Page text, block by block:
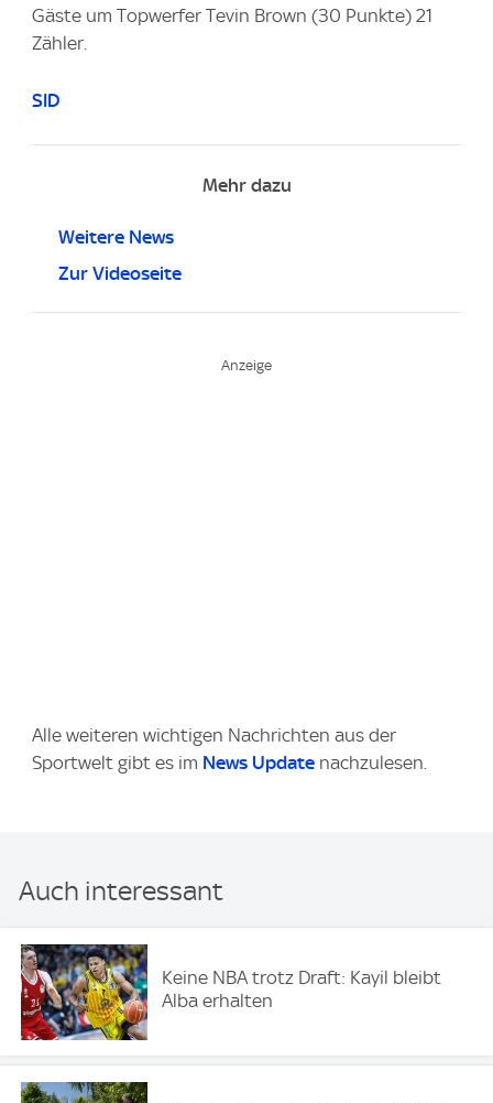
Gäste um Topwerfer Tevin Brown (30 Punkte) 21
Zähler.
SID
Mehr dazu
Weitere News
Zur Videoseite
Alle weiteren wichtigen Nachrichten aus der
Sportwelt gibt es im News Update nachzulesen.
Auch interessant
Keine NBA trotz Draft: Kayil bleibt
Alba erhalten